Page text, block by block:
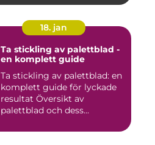
18. jan
Ta stickling av palettblad -
en komplett guide
Ta stickling av palettblad: en
komplett guide för lyckade
resultat Översikt av
palettblad och dess...